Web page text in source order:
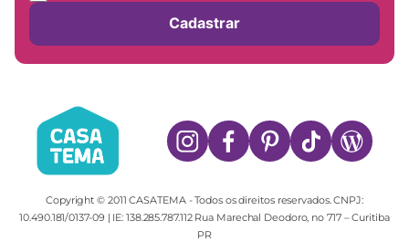
Cadastrar
Copyright © 2011 CASATEMA - Todos os direitos reservados. CNPJ:
10.490.181/0137-09 | IE: 138.285.787.112 Rua Marechal Deodoro, no 717 – Curitiba
PR